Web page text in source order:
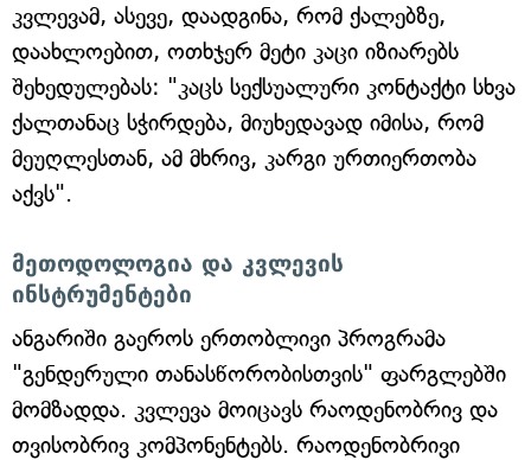
კვლევამ, ასევე, დაადგინა, რომ ქალებზე,
დაახლოებით, ოთხჯერ მეტი კაცი იზიარებს
შეხედულებას: "კაცს სექსუალური კონტაქტი სხვა
ქალთანაც სჭირდება, მიუხედავად იმისა, რომ
მეუღლესთან, ამ მხრივ, კარგი ურთიერთობა
აქვს".
მეთოდოლოგია და კვლევის
ინსტრუმენტები
ანგარიში გაეროს ერთობლივი პროგრამა
"გენდერული თანასწორობისთვის" ფარგლებში
მომზადდა. კვლევა მოიცავს რაოდენობრივ და
თვისობრივ კომპონენტებს. რაოდენობრივი